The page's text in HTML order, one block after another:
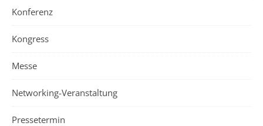
Konferenz
Kongress
Messe
Networking-Veranstaltung
Pressetermin